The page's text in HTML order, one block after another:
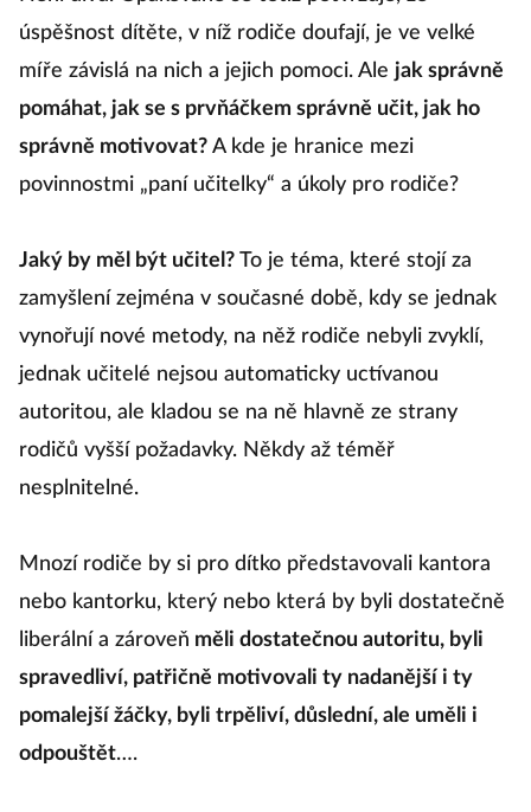
úspěšnost dítěte, v níž rodiče doufají, je ve velké
míře závislá na nich a jejich pomoci. Ale jak správně
pomáhat, jak se s prvňáčkem správně učit, jak ho
správně motivovat? A kde je hranice mezi
povinnostmi „paní učitelky“ a úkoly pro rodiče?
Jaký by měl být učitel? To je téma, které stojí za
zamyšlení zejména v současné době, kdy se jednak
vynořují nové metody, na něž rodiče nebyli zvyklí,
jednak učitelé nejsou automaticky uctívanou
autoritou, ale kladou se na ně hlavně ze strany
rodičů vyšší požadavky. Někdy až téměř
nesplnitelné.
Mnozí rodiče by si pro dítko představovali kantora
nebo kantorku, který nebo která by byli dostatečně
liberální a zároveň měli dostatečnou autoritu, byli
spravedliví, patřičně motivovali ty nadanější i ty
pomalejší žáčky, byli trpěliví, důslední, ale uměli i
odpouštět….